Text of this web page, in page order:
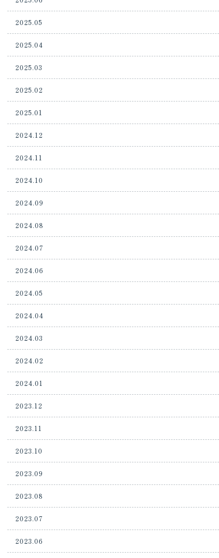
2025.05
2025.04
2025.03
2025.02
2025.01
2024.12
2024.11
2024.10
2024.09
2024.08
2024.07
2024.06
2024.05
2024.04
2024.03
2024.02
2024.01
2023.12
2023.11
2023.10
2023.09
2023.08
2023.07
2023.06